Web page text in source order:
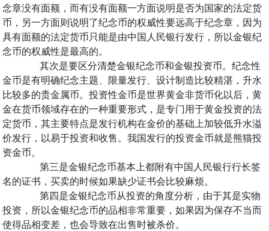
念章没有面额，而有没有面额一方面说明是否为国家的法定货
币，另一方面则说明了纪念币的权威性要远高于纪念章，因为
具有面额的法定货币只能是由中国人民银行发行，所以金银纪
念币的权威性是最高的。
其次是要区分清楚金银纪念币和金银投资币。纪念性
金币是有明确纪念主题、限量发行、设计制造比较精湛，升水
比较多的贵金属币。投资性金币是世界黄金非货币化以后，黄
金在货币领域存在的一种重要形式，是专门用于黄金投资的法
定货币，其主要特点是发行机构在金价的基础上加较低升水溢
价发行，以易于投资和收售。我国发行的投资金币就是熊猫投
资金币。
第三是金银纪念币基本上都附有中国人民银行行长签
名的证书，买卖的时候如果缺少证书会比较麻烦。
第四是金银纪念币从投资的角度分析，由于其是实物
投资，所以金银纪念币的品相非常重要，如果因为保存不当而
使得品相变差，也会导致在出售时被杀价。